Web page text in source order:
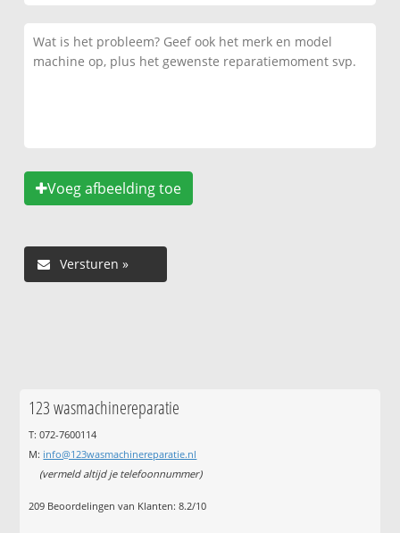
Voeg afbeelding toe
123 wasmachinereparatie
T: 072-7600114
M: info@123wasmachinereparatie.nl
(vermeld altijd je telefoonnummer)
209 Beoordelingen van Klanten:8.2/10